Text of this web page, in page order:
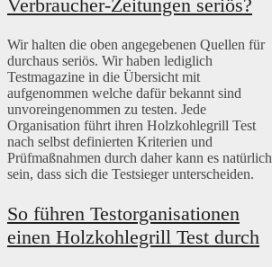
Verbraucher-Zeitungen seriös?
Wir halten die oben angegebenen Quellen für
durchaus seriös. Wir haben lediglich
Testmagazine in die Übersicht mit
aufgenommen welche dafür bekannt sind
unvoreingenommen zu testen. Jede
Organisation führt ihren Holzkohlegrill Test
nach selbst definierten Kriterien und
Prüfmaßnahmen durch daher kann es natürlich
sein, dass sich die Testsieger unterscheiden.
So führen Testorganisationen
einen Holzkohlegrill Test durch